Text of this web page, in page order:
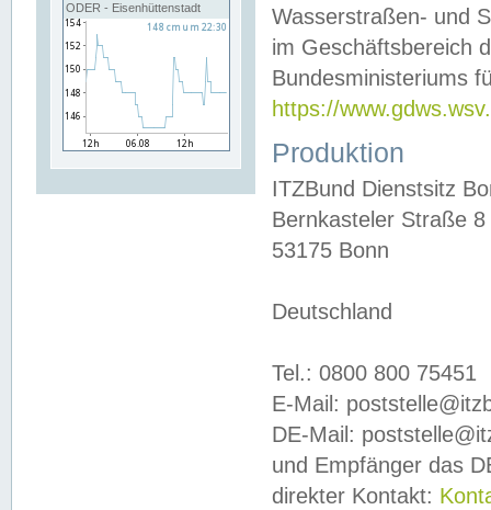
ODER - Eisenhüttenstadt
Wasserstraßen- und
im Geschäftsbereich
Bundesministeriums
https://
Produktion
ITZBund Dienstsitz
Bernkasteler Straße 8
53175 Bonn
Deutschland
Tel.: 0800 800 75451
E-Mail:
DE-Mail:
und Empfänger das
direkter Kontakt: